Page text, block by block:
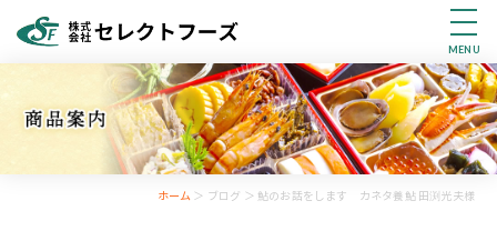
MENU
ホーム ＞ ブログ ＞ 鮎のお話をします カネタ養鮎 田渕光夫様